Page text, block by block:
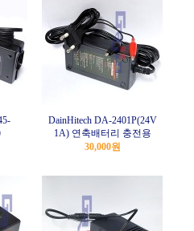
DainHitech DA-2401P(24V
1A) 연축배터리 충전용
30,000원